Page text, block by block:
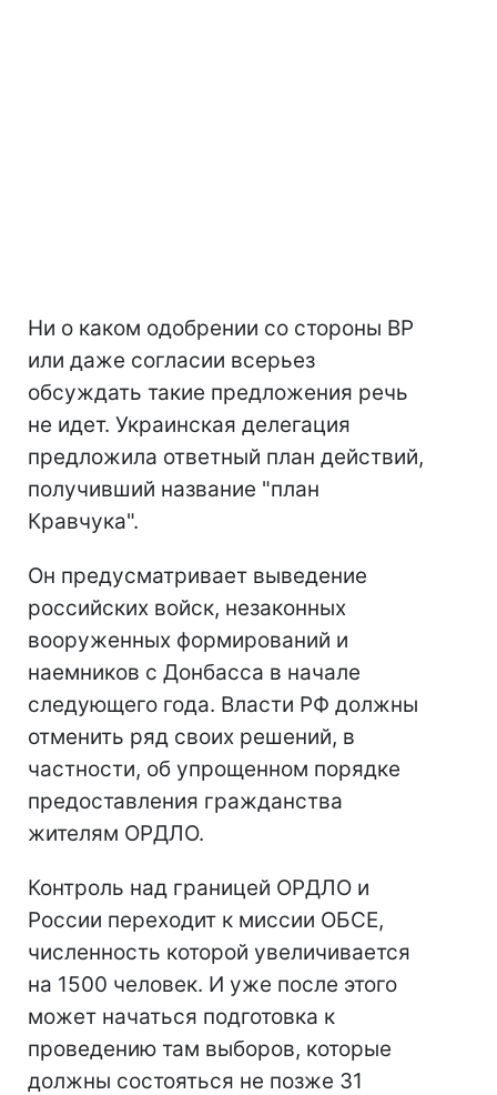
Ни о каком одобрении со стороны ВР
или даже согласии всерьез
обсуждать такие предложения речь
не идет. Украинская делегация
предложила ответный план действий,
получивший название "план
Кравчука".
Он предусматривает выведение
российских войск, незаконных
вооруженных формирований и
наемников с Донбасса в начале
следующего года. Власти РФ должны
отменить ряд своих решений, в
частности, об упрощенном порядке
предоставления гражданства
жителям ОРДЛО.
Контроль над границей ОРДЛО и
России переходит к миссии ОБСЕ,
численность которой увеличивается
на 1500 человек. И уже после этого
может начаться подготовка к
проведению там выборов, которые
должны состояться не позже 31